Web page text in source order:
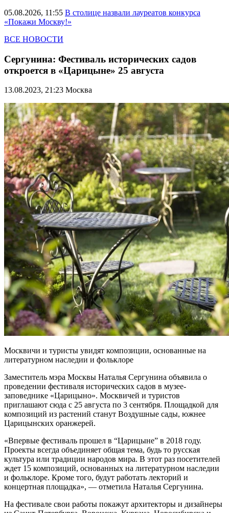
05.08.2026, 11:55 В столице назвали лауреатов конкурса
«Покажи Москву!»
ВСЕ НОВОСТИ
Сергунина: Фестиваль исторических садов
откроется в «Царицыне» 25 августа
13.08.2023, 21:23 Москва
Москвичи и туристы увидят композиции, основанные на
литературном наследии и фольклоре
Заместитель мэра Москвы Наталья Сергунина объявила о
проведении фестиваля исторических садов в музее-
заповеднике «Царицыно». Москвичей и туристов
приглашают сюда с 25 августа по 3 сентября. Площадкой для
композиций из растений станут Воздушные сады, южнее
Царицынских оранжерей.
«Впервые фестиваль прошел в “Царицыне” в 2018 году.
Проекты всегда объединяет общая тема, будь то русская
культура или традиции народов мира. В этот раз посетителей
ждет 15 композиций, основанных на литературном наследии
и фольклоре. Кроме того, будут работать лекторий и
концертная площадка», — отметила Наталья Сергунина.
На фестивале свои работы покажут архитекторы и дизайнеры